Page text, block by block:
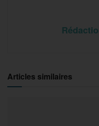
Articles similaires